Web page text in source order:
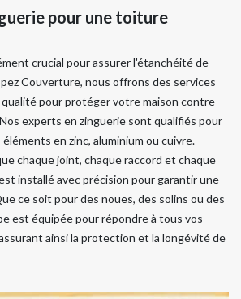
pour une toiture
crucial pour assurer l'étanchéité de
Couverture, nous offrons des services
pour protéger votre maison contre
experts en zinguerie sont qualifiés pour
en zinc, aluminium ou cuivre.
chaque joint, chaque raccord et chaque
installé avec précision pour garantir une
ce soit pour des noues, des solins ou des
est équipée pour répondre à tous vos
ainsi la protection et la longévité de